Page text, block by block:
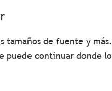
tamaños de fuente y más.
puede continuar donde lo